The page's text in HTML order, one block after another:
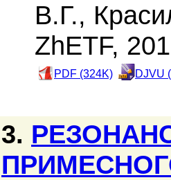
В.Г.,
ZhETF,
PDF (324K) DJVU
3.